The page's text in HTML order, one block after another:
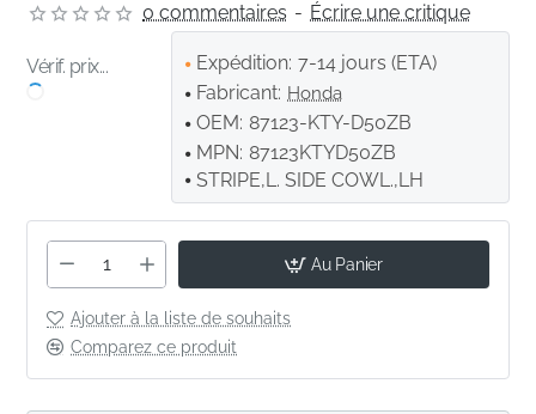
0 commentaires - Écrire une critique
Vérif. prix... Expédition: 7-14 jours (ETA)
Fabricant: Honda
OEM: 87123-KTY-D50ZB
MPN: 87123KTYD50ZB
STRIPE,L. SIDE COWL.,LH
Au Panier
Ajouter à la liste de souhaits
Comparez ce produit